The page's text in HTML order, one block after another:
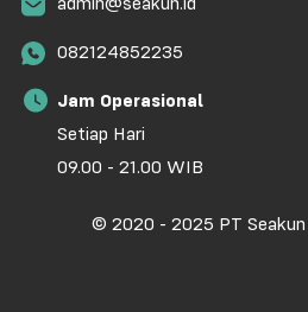
admin@seakun.id
082124852235
Jam Operasional
Setiap Hari
09.00 - 21.00 WIB
© 2020 - 2025 PT Seakun